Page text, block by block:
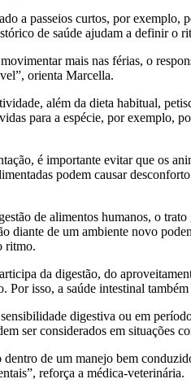
a passeios curtos, por
de saúde ajudam a definir o
mais nas férias, o
orienta Marcella.
além da dieta habitual,
para a espécie, por exemplo,
é importante evitar que os
podem causar
de alimentos humanos, o
diante de um ambiente novo
ritmo.
da digestão, do
Por isso, a saúde intestinal
digestiva ou em
ser considerados em situações
de um manejo bem
reforça a médica-veterinária.